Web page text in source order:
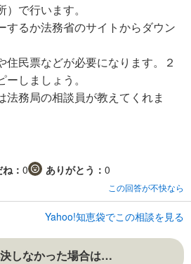
で行います。
するか法務省のサイトからダウン
住民票などが必要になります。２
しましょう。
法務局の相談員が教えてくれま
： 0 ありがとう： 0
この回答が不快なら
Yahoo!知恵袋でこの相談を見る
しなかった場合は…